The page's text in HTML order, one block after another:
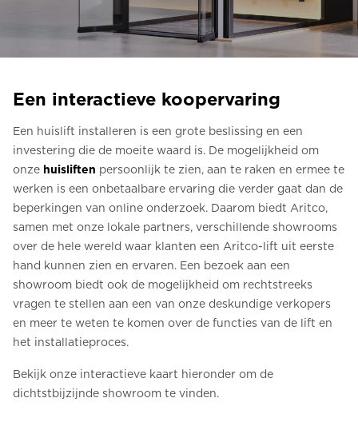
Bestel een Digital HomeKit
Vraag om een prijsraming
Aanmelden voor nieuwsbrief
FAQ
Neem contact op
Een interactieve koopervaring
Een huislift installeren is een grote beslissing en een
investering die de moeite waard is. De mogelijkheid om
onze huisliften persoonlijk te zien, aan te raken en ermee te
werken is een onbetaalbare ervaring die verder gaat dan de
beperkingen van online onderzoek. Daarom biedt Aritco,
samen met onze lokale partners, verschillende showrooms
over de hele wereld waar klanten een Aritco-lift uit eerste
hand kunnen zien en ervaren. Een bezoek aan een
showroom biedt ook de mogelijkheid om rechtstreeks
vragen te stellen aan een van onze deskundige verkopers
en meer te weten te komen over de functies van de lift en
het installatieproces.
Bekijk onze interactieve kaart hieronder om de
dichtstbijzijnde showroom te vinden.